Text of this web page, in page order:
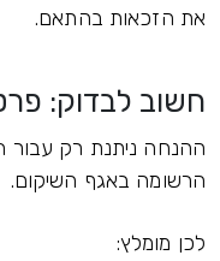
את הזכאות בהתאם.
חשוב לבדוק:
ההנחה ניתנת רק עבור
הרשומה באגף השיקום.
לכן מומלץ: